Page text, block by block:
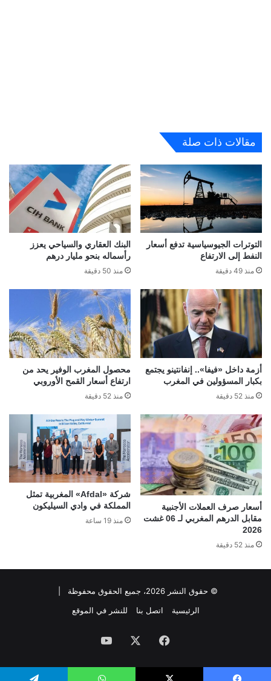
مقالات ذات صلة
التوترات الجيوسياسية تدفع أسعار
النفط إلى الارتفاع
منذ 49 دقيقة
البنك العقاري والسياحي يعزز
رأسماله بنحو مليار درهم
منذ 50 دقيقة
أزمة داخل «فيفا».. إنفانتينو يجتمع
بكبار المسؤولين في المغرب
منذ 52 دقيقة
محصول المغرب الوفير يحد من
ارتفاع أسعار القمح الأوروبي
منذ 52 دقيقة
أسعار صرف العملات الأجنبية
مقابل الدرهم المغربي لـ 06 غشت
2026
منذ 52 دقيقة
شركة «Afdal» المغربية تمثل
المملكة في وادي السيليكون
منذ 19 ساعة
© حقوق النشر 2026، جميع الحقوق محفوظة |
الرئيسية
اتصل بنا للنشر في الموقع
فيسبوك